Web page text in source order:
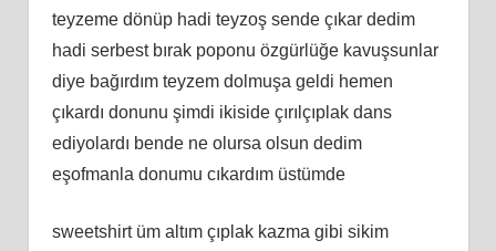
teyzeme dönüp hadi teyzoş sende çıkar dedim
hadi serbest bırak poponu özgürlüğe kavuşsunlar
diye bağırdım teyzem dolmuşa geldi hemen
çıkardı donunu şimdi ikiside çırılçıplak dans
ediyolardı bende ne olursa olsun dedim
eşofmanla donumu cıkardım üstümde
sweetshirt üm altım çıplak kazma gibi sikim